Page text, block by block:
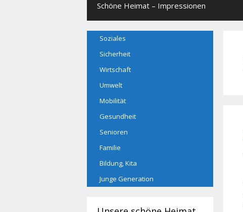
Schöne Heimat – Impressionen
Soziales
Sicherheit
Wirtschaft
Umwelt
Mobilität
Gesundheit
Senioren
Familie
Bildung, Kita
Junge Generation